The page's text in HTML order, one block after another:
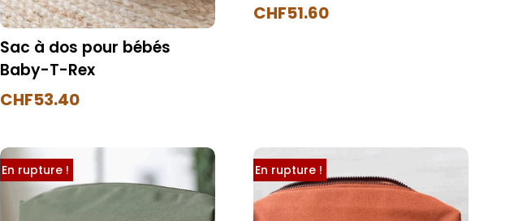
Sac à dos pour bébés
Baby-T-Rex
CHF53.40
CHF51.60
En rupture ! En rupture !